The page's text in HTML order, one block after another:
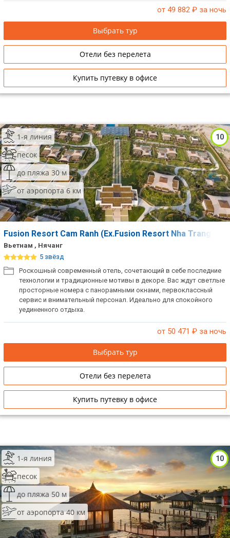
от 49 882 ₽ за ночь
Выбрать тур
Отели без перелета
Купить путевку в офисе
10
1-я линия
песок
до пляжа 30 м
от аэропорта 6 км
Fusion Resort Cam Ranh (Ex.Fusion Resort Nha Trang)
Вьетнам , Нячанг
5 звёзд
Роскошный современный отель, сочетающий в себе последние
технологии и традиционные мотивы в декоре. Вас ждут светлые
просторные номера с панорамными окнами, первоклассный
сервис и внимательный персонал. Идеально для спокойного
уединенного отдыха.
от 50 471 ₽ за ночь
Выбрать тур
Отели без перелета
Купить путевку в офисе
10
1-я линия
песок
до пляжа 50 м
от аэропорта 40 км